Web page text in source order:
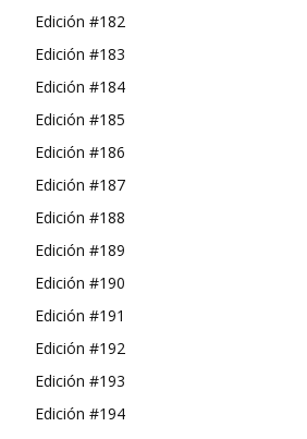
Edición #182
Edición #183
Edición #184
Edición #185
Edición #186
Edición #187
Edición #188
Edición #189
Edición #190
Edición #191
Edición #192
Edición #193
Edición #194